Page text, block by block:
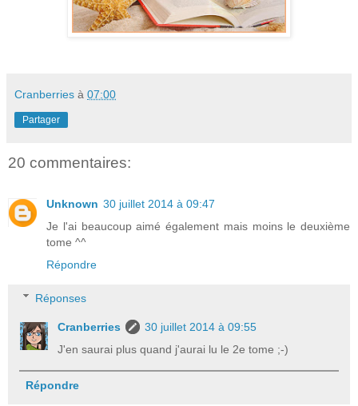
Cranberries à 07:00
Partager
20 commentaires:
Unknown 30 juillet 2014 à 09:47
Je l'ai beaucoup aimé également mais moins le deuxième
tome ^^
Répondre
Réponses
Cranberries
30 juillet 2014 à 09:55
J'en saurai plus quand j'aurai lu le 2e tome ;-)
Répondre